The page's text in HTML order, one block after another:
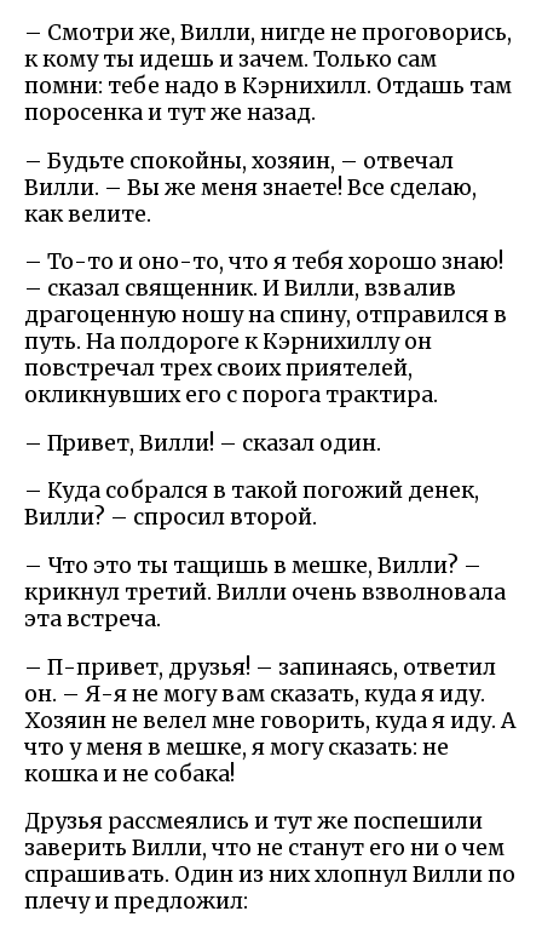
– Смотри же, Вилли, нигде не проговорись,
к кому ты идешь и зачем. Только сам
помни: тебе надо в Кэрнихилл. Отдашь там
поросенка и тут же назад.
– Будьте спокойны, хозяин, – отвечал
Вилли. – Вы же меня знаете! Все сделаю,
как велите.
– То-то и оно-то, что я тебя хорошо знаю!
– сказал священник. И Вилли, взвалив
драгоценную ношу на спину, отправился в
путь. На полдороге к Кэрнихиллу он
повстречал трех своих приятелей,
окликнувших его с порога трактира.
– Привет, Вилли! – сказал один.
– Куда собрался в такой погожий денек,
Вилли? – спросил второй.
– Что это ты тащишь в мешке, Вилли? –
крикнул третий. Вилли очень взволновала
эта встреча.
– П-привет, друзья! – запинаясь, ответил
он. – Я-я не могу вам сказать, куда я иду.
Хозяин не велел мне говорить, куда я иду. А
что у меня в мешке, я могу сказать: не
кошка и не собака!
Друзья рассмеялись и тут же поспешили
заверить Вилли, что не станут его ни о чем
спрашивать. Один из них хлопнул Вилли по
плечу и предложил: